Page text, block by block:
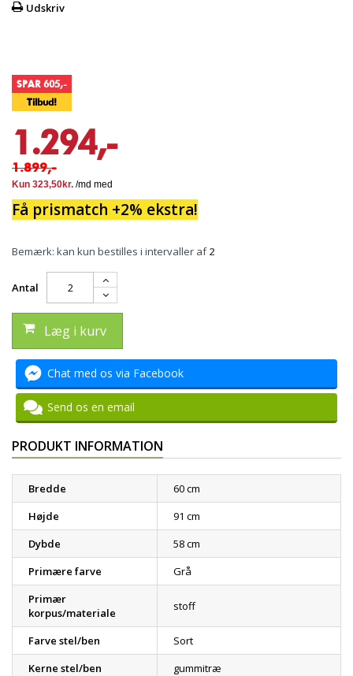
Udskriv
SPAR 605,-
Tilbud!
1.294,-
1.899,-
Få prismatch +2% ekstra!
Bemærk: kan kun bestilles i intervaller af2
Antal
Læg i kurv
Chat med os via Facebook
Send os en email
PRODUKT INFORMATION
Bredde
60 cm
Højde
91 cm
Dybde
58 cm
Primære farve
Grå
Primær
korpus/materiale
stoff
Farve stel/ben
Sort
Kerne stel/ben
gummitræ